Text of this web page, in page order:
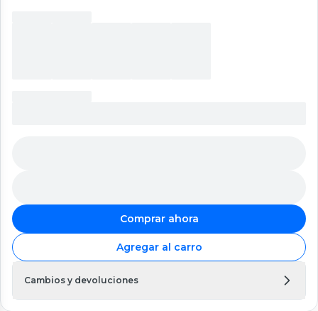
Comprar ahora
Agregar al carro
Cambios y devoluciones